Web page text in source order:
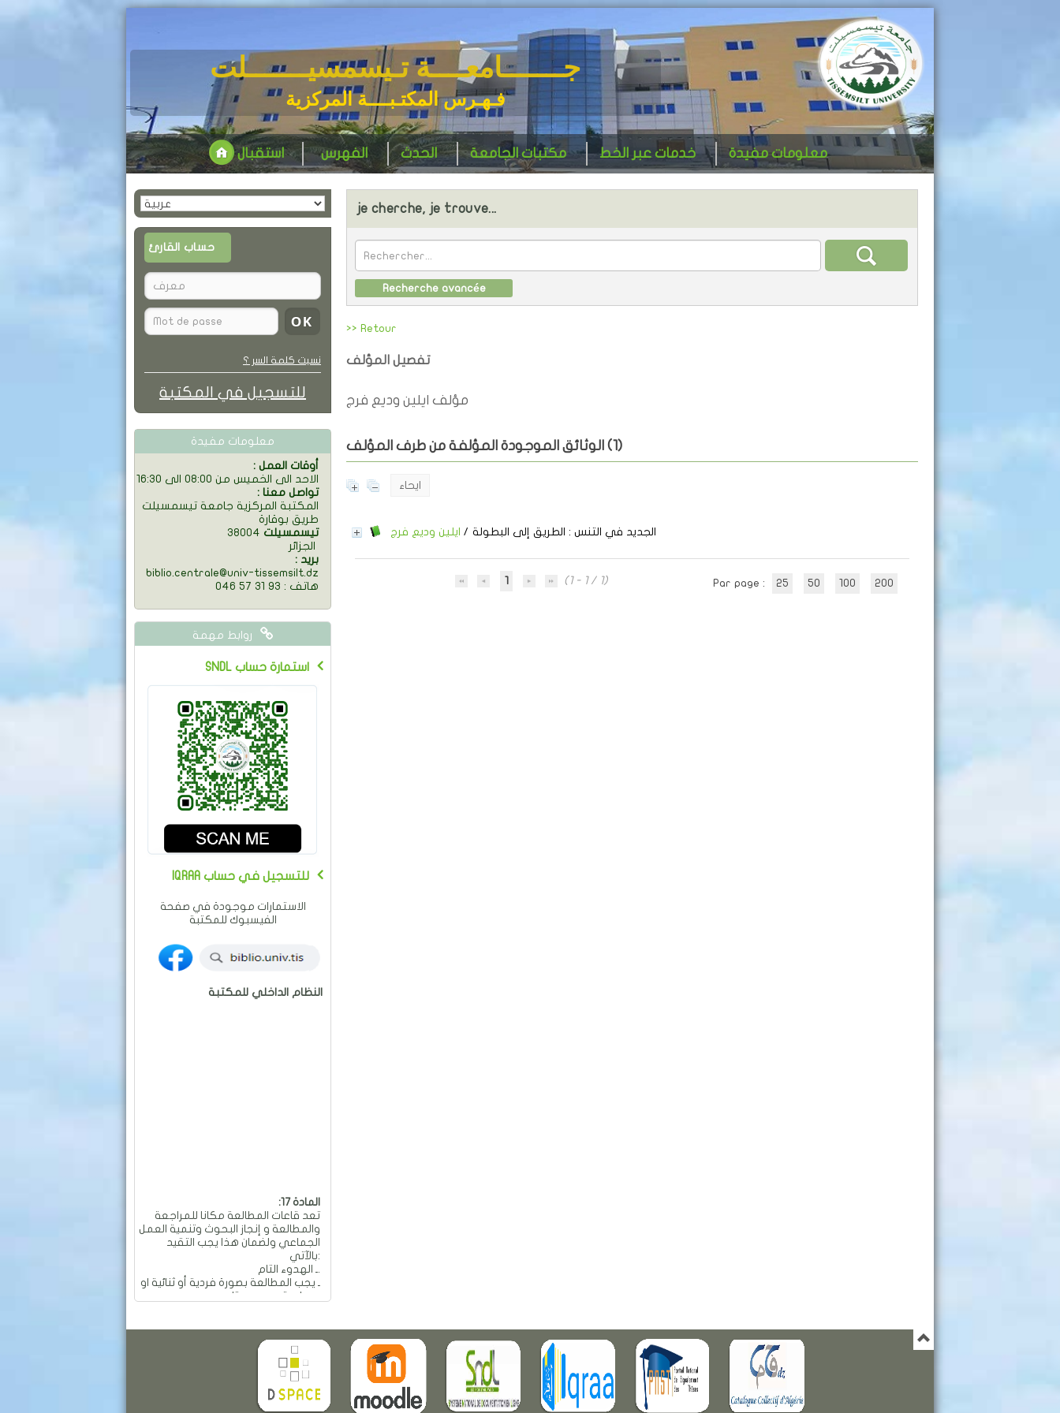
جـــــــامعــــة تـيسمسيـــــــلت
فـهـرس المكتـبــــة المركزية
الفهرس الحدث مكتبات الجامعة خدمات عبر الخط معلومات مفيدة استقبال
je cherche, je trouve...
Recherche avancée
>> Retour
تفصيل المؤلف
مؤلف ايلين وديع فرج
الوثائق الموجودة المؤلفة من طرف المؤلف (1)
ايحاء
الجديد في التنس : الطريق إلى البطولة / ايلين وديع فرج
1 (1 - 1 / 1) Par page : 25 50 100 200
حساب القارئ
نسيت كلمة السر ؟
للتسجيل في المكتبة
معلومات مفيدة
: أوقات العمل
الاحد الى الخميس من 08:00 الى 16:30
: تواصل معنا
المكتبة المركزية جامعة تيسمسيلت
طريق بوقارة
38004 تيسمسيلت
: بريد
biblio.centrale@univ-tissemsilt.dz
046 57 31 93 : هاتف
روابط مهمة
SNDL استمارة حساب
IQRAA للتسجيل في حساب
الاستمارات موجودة في صفحة
الفيسبوك للمكتبة
النظام الداخلي للمكتبة
تعد قاعات المطالعة مكانا للمراجعة
والمطالعة و إنجاز البحوث وتنمية العمل
الجماعي ولضمان هذا يجب التقيد
بالآتي:
ـ الهدوء التام.
ـ يجب المطالعة بصورة فردية أو ثنائية او
جماعية و بهدوء تام.
ـ ممنوع العمل الجماعي والمناقشات
ـ ممنوع تجاوز عدد المقاعد المسموح
ـ ممنوع تحريك وتحويل الأثاث من
معدات وطاولات وكراسي من أماكنها